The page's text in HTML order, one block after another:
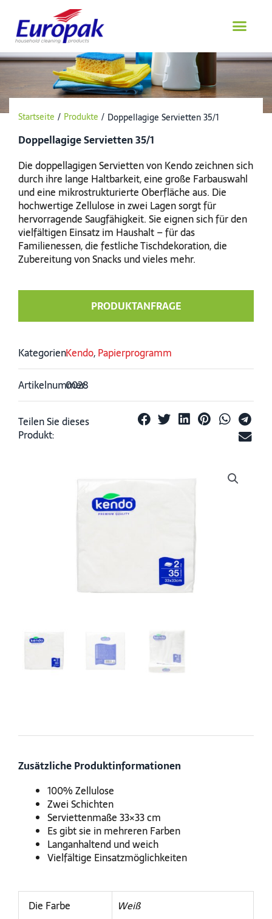
Inhalt
springen
Startseite / Produkte / Doppellagige Servietten 35/1
Doppellagige Servietten 35/1
Die doppellagigen Servietten von Kendo zeichnen sich
durch ihre lange Haltbarkeit, eine große Farbauswahl
und eine mikrostrukturierte Oberfläche aus. Die
hochwertige Zellulose in zwei Lagen sorgt für
hervorragende Saugfähigkeit. Sie eignen sich für den
vielfältigen Einsatz im Haushalt – für das
Familienessen, die festliche Tischdekoration, die
Zubereitung von Snacks und vieles mehr.
PRODUKTANFRAGE
Kategorien:Kendo,Papierprogramm
Artikelnummer:
0028
Teilen Sie dieses
Produkt:
Zusätzliche Produktinformationen
100% Zellulose
Zwei Schichten
Serviettenmaße 33×33 cm
Es gibt sie in mehreren Farben
Langanhaltend und weich
Vielfältige Einsatzmöglichkeiten
Die Farbe
Weiß